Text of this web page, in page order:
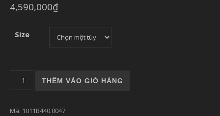
4,590,000₫
Size
Giày chạy bộ nam asics GEL-KAYANO 29 số lượng
THÊM VÀO GIỎ HÀNG
Mã: 1011B440.0047